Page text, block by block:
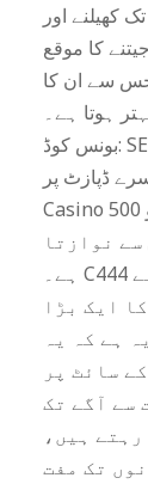
کھیلنے اور
کا موقع
جس سے ان کا
ہوتا ہے۔
بونس کوڈ: SECOND اپنے
Casino آپ کو 500 PKR تک
سے نوازتا
ہے۔ C444 کے پہلے
ایک بڑا
ہے کہ یہ
سائٹ پر
سے آگے تک
رہتے ہیں،
تک مفت